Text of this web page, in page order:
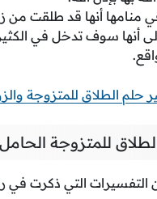
منامها أنها قد طلقت
أنها سوف تدخل في
حلم الطلاق للمتزوجة
للمتزوجة الحامل
التي ذكرت في